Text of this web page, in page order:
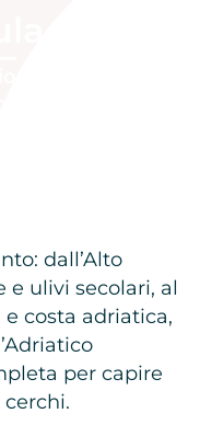
dall’Alto
e ulivi secolari, al
costa adriatica,
per capire